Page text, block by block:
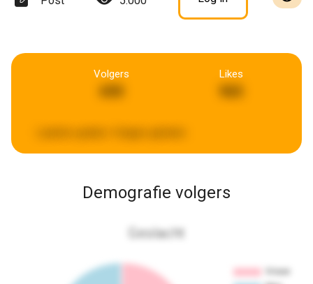
Volgers Likes
Demografie volgers
Geslacht